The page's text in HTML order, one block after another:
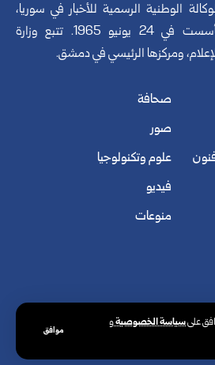
علىسياسة الخصوصيةو
موافق
الوطنية الرسمية للأخبار في سوريا،
تأسست في 24 يونيو 1965. تتبع وزارة
ومركزها الرئيسي في دمشق.
صحافة
صور
علوم وتكنولوجيا
فيديو
منوعات
السورية للأنباء. كافة الحقوق محفوظة.